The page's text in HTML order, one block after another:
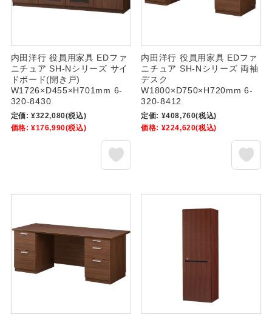
内田洋行 役員用家具 EDファ
ニチュア SH-Nシリーズ サイ
ドボード(開き戸)
W1726×D455×H701mm 6-
320-8430
定価: ¥322,080(税込)
価格: ¥176,990(税込)
内田洋行 役員用家具 EDファ
ニチュア SH-Nシリーズ 両袖
デスク
W1800×D750×H720mm 6-
320-8412
定価: ¥408,760(税込)
価格: ¥224,620(税込)